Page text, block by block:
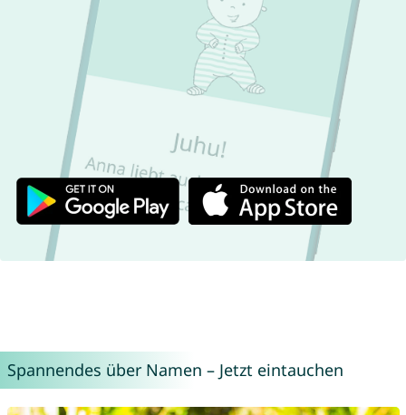
Spannendes über Namen – Jetzt eintauchen